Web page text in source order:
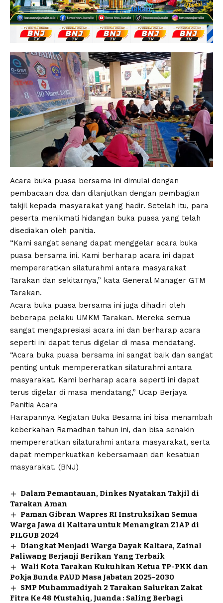
Acara buka puasa bersama ini dimulai dengan
pembacaan doa dan dilanjutkan dengan pembagian
takjil kepada masyarakat yang hadir. Setelah itu, para
peserta menikmati hidangan buka puasa yang telah
disediakan oleh panitia.
“Kami sangat senang dapat menggelar acara buka
puasa bersama ini. Kami berharap acara ini dapat
mempereratkan silaturahmi antara masyarakat
Tarakan dan sekitarnya,” kata General Manager GTM
Tarakan.
Acara buka puasa bersama ini juga dihadiri oleh
beberapa pelaku UMKM Tarakan. Mereka semua
sangat mengapresiasi acara ini dan berharap acara
seperti ini dapat terus digelar di masa mendatang.
“Acara buka puasa bersama ini sangat baik dan sangat
penting untuk mempereratkan silaturahmi antara
masyarakat. Kami berharap acara seperti ini dapat
terus digelar di masa mendatang,” Ucap Berjaya
Panitia Acara
Harapannya Kegiatan Buka Besama ini bisa menambah
keberkahan Ramadhan tahun ini, dan bisa senakin
mempereratkan silaturahmi antara masyarakat, serta
dapat memperkuatkan kebersamaan dan kesatuan
masyarakat. (BNJ)
Dalam Pemantauan, Dinkes Nyatakan Takjil di
Tarakan Aman
Paman Gibran Wapres RI Instruksikan Semua
Warga Jawa di Kaltara untuk Menangkan ZIAP di
PILGUB 2024
Diangkat Menjadi Warga Dayak Kaltara, Zainal
Paliwang Berjanji Berikan Yang Terbaik
Wali Kota Tarakan Kukuhkan Ketua TP-PKK dan
Pokja Bunda PAUD Masa Jabatan 2025-2030
SMP Muhammadiyah 2 Tarakan Salurkan Zakat
Fitra Ke 48 Mustahiq, Juanda : Saling Berbagi